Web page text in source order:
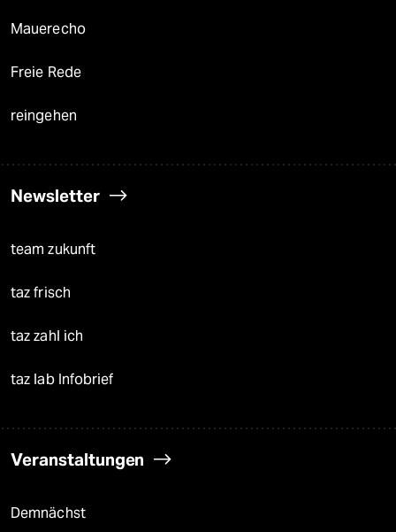
Mauerecho
Freie Rede
reingehen
Newsletter
team zukunft
taz frisch
taz zahl ich
taz lab Infobrief
Veranstaltungen
Demnächst